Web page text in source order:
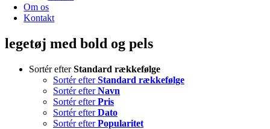
Om os
Kontakt
legetøj med bold og pels
Sortér efterStandard rækkefølge
Sortér efterStandard rækkefølge
Sortér efterNavn
Sortér efterPris
Sortér efterDato
Sortér efterPopularitet